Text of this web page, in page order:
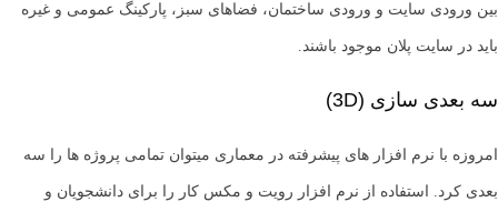
بین ورودی سایت و ورودی ساختمان، فضاهای سبز، پارکینگ عمومی و غیره
باید در سایت پلان موجود باشند.
سه بعدی سازی (3D)
امروزه با نرم افزار های پیشرفته در معماری میتوان تمامی پروژه ها را سه
بعدی کرد. استفاده از نرم افزار رویت و مکس کار را برای دانشجویان و